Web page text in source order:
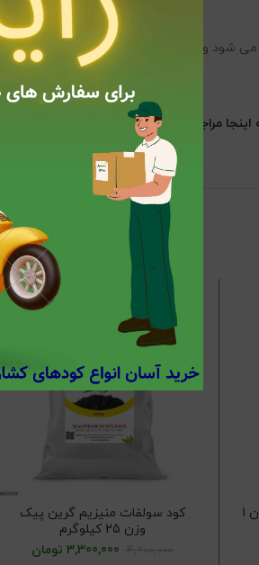
شود و ریشه گیاهان را تقویت میکند.
مراجعه کنید .
کود سولفات مس گرین پیک وزن 1
-21%
کود سولفات منیزیم گرین پیک
وزن 25 کیلوگرم
3,300,000 تومان